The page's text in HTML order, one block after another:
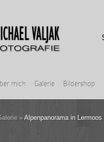
mich Galerie Bildershop
» Alpenpanorama in